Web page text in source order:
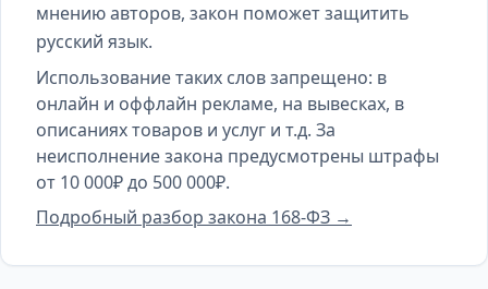
мнению авторов, закон поможет защитить
русский язык.
Использование таких слов запрещено: в
онлайн и оффлайн рекламе, на вывесках, в
описаниях товаров и услуг и т.д. За
неисполнение закона предусмотрены штрафы
от 10 000₽ до 500 000₽.
Подробный разбор закона 168-ФЗ →